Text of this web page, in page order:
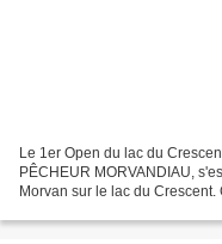
Le 1er Open du lac du
PÊCHEUR MORVANDIAU,
Morvan sur le lac du